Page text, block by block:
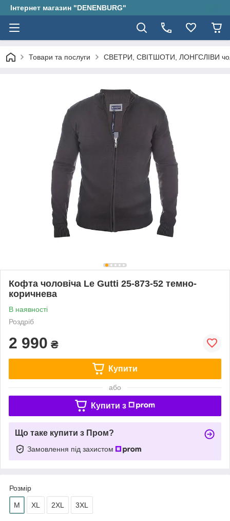
Інтернет магазин "DENENBURG"
Товари та послуги СВЕТРИ, СВІТШОТИ, ЛОНГСЛІВИ
Кофта чоловіча Le Gutti 25-873-52 темно-
коричнева
В наявності
Роздріб
2 990 ₴
Купити
або
Купити з
Що таке купити з Пром?
Замовлення під захистом
Розмір
M XL 2XL 3XL